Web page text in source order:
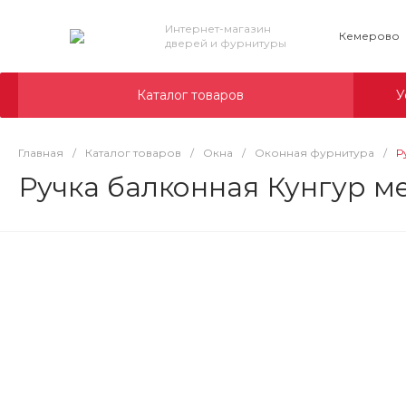
Интернет-магазин
дверей и фурнитуры
Кемерово
Каталог товаров
Главная / Каталог товаров / Окна / Оконная фурнитура /
Ручка балконная Кунгур